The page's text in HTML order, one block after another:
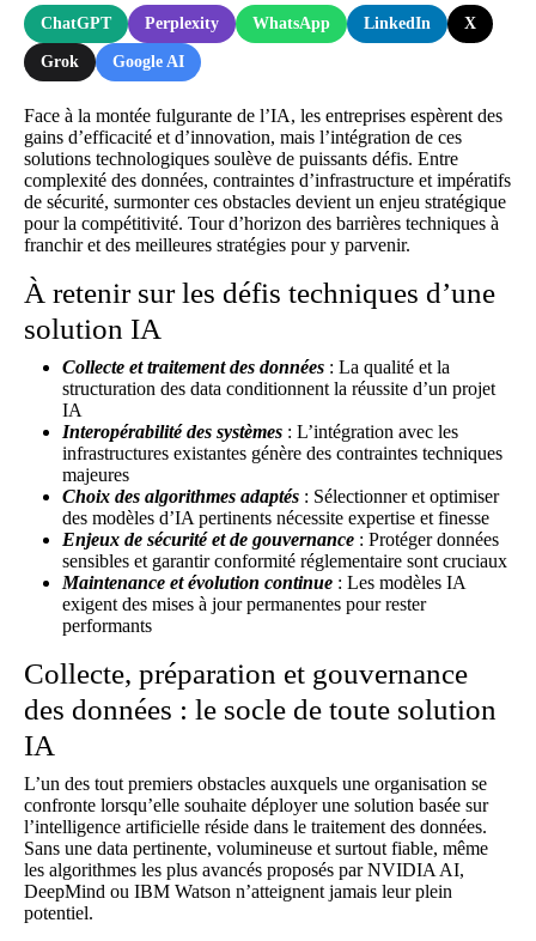
ChatGPT Perplexity WhatsApp LinkedIn X
Grok Google AI
Face à la montée fulgurante de l’IA, les entreprises espèrent des
gains d’efficacité et d’innovation, mais l’intégration de ces
solutions technologiques soulève de puissants défis. Entre
complexité des données, contraintes d’infrastructure et impératifs
de sécurité, surmonter ces obstacles devient un enjeu stratégique
pour la compétitivité. Tour d’horizon des barrières techniques à
franchir et des meilleures stratégies pour y parvenir.
À retenir sur les défis techniques d’une
solution IA
Collecte et traitement des données : La qualité et la
structuration des data conditionnent la réussite d’un projet
IA
Interopérabilité des systèmes : L’intégration avec les
infrastructures existantes génère des contraintes techniques
majeures
Choix des algorithmes adaptés : Sélectionner et optimiser
des modèles d’IA pertinents nécessite expertise et finesse
Enjeux de sécurité et de gouvernance : Protéger données
sensibles et garantir conformité réglementaire sont cruciaux
Maintenance et évolution continue : Les modèles IA
exigent des mises à jour permanentes pour rester
performants
Collecte, préparation et gouvernance
des données : le socle de toute solution
IA
L’un des tout premiers obstacles auxquels une organisation se
confronte lorsqu’elle souhaite déployer une solution basée sur
l’intelligence artificielle réside dans le traitement des données.
Sans une data pertinente, volumineuse et surtout fiable, même
les algorithmes les plus avancés proposés par NVIDIA AI,
DeepMind ou IBM Watson n’atteignent jamais leur plein
potentiel.